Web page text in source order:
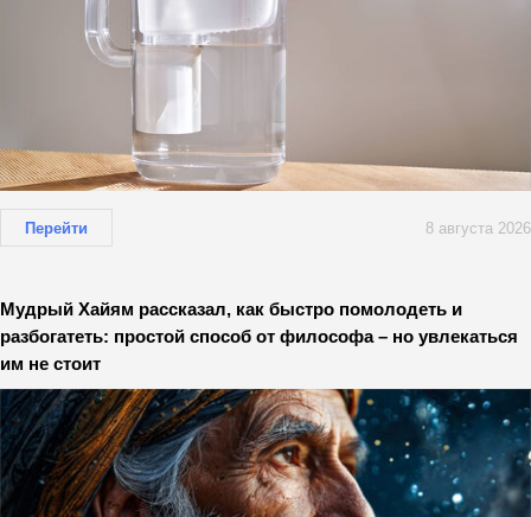
Перейти 8 августа 2026
Мудрый Хайям рассказал, как быстро помолодеть и
разбогатеть: простой способ от философа – но увлекаться
им не стоит